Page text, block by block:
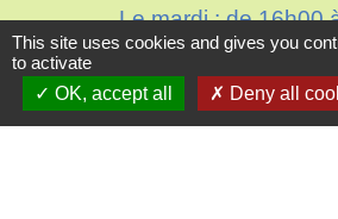
Le mardi : de 16h00
Le jeudi : de 11h30
This site uses cookies and gives you
to activate
OK, accept all
Deny all